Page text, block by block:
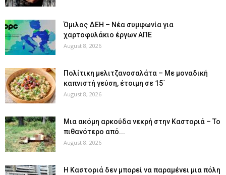
Όμιλος ΔΕΗ – Νέα συμφωνία για
χαρτοφυλάκιο έργων ΑΠΕ
August 8, 2026
Πολίτικη μελιτζανοσαλάτα – Με μοναδική
καπνιστή γεύση, έτοιμη σε 15΄
August 8, 2026
Μια ακόμη αρκούδα νεκρή στην Καστοριά – Το
πιθανότερο από...
August 8, 2026
Η Καστοριά δεν μπορεί να παραμένει μια πόλη